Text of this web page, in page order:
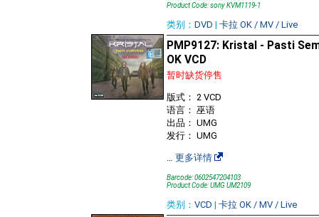
Product Code: sony KVM1119-1
类别： DVD | 卡拉 OK / MV / Live
PMP9127: Kristal - Pasti
OK VCD
暂时缺货停售
版式： 2 VCD
语言： 巫语
出品： UMG
发行： UMG
… 更多详情
Barcode: 0602547204103
Product Code: UMG UM2109
类别： VCD | 卡拉 OK / MV / Live